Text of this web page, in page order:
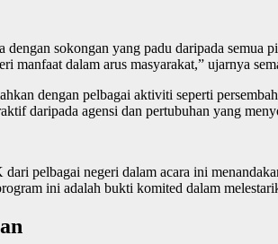
dengan sokongan yang padu daripada
manfaat dalam arus masyarakat,” ujarnya
dengan pelbagai aktiviti seperti
daripada agensi dan pertubuhan yang
pelbagai negeri dalam acara ini
ini adalah bukti komited dalam